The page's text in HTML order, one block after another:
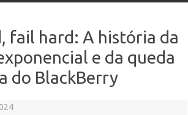
fail hard: A história da
e da queda
do BlackBerry